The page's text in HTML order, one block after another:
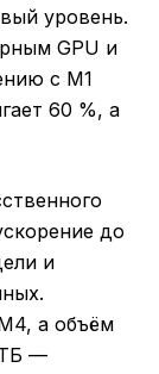
уровень.
GPU и
с M1
60 %, а
до
и
а объём
ТБ —